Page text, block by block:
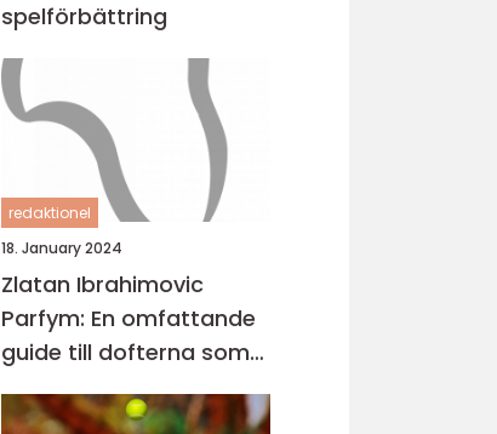
spelförbättring
redaktionel
18. January 2024
Zlatan Ibrahimovic
Parfym: En omfattande
guide till dofterna som
bär hans namn